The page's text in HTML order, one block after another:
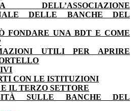
DELL’ASSOCIAZIONE
DELLE BANCHE DEL
FONDARE UNA BDT E COME
UTILI PER APRIRE
CON LE ISTITUZIONI
IL TERZO SETTORE
SULLE BANCHE DEL